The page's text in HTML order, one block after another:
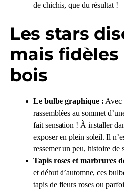
de chichis, que du résultat !
Les stars
mais fidèles
bois
Le bulbe graphique : Avec
rassemblées au sommet
fait sensation ! À installer
exposer en plein soleil. Il
ressemer un peu, histoire de
Tapis roses et marbrures
et début d’automne, ces
tapis de fleurs roses ou